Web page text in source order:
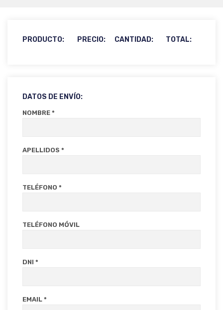
PRODUCTO: PRECIO: CANTIDAD: TOTAL:
DATOS DE ENVÍO:
NOMBRE *
APELLIDOS *
TELÉFONO *
TELÉFONO MÓVIL
DNI *
EMAIL *